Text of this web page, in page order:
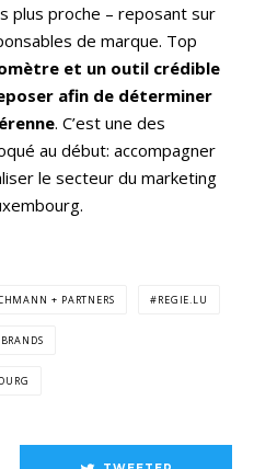
plus proche – reposant sur
de marque. Top
et un outil crédible
afin de déterminer
. C’est une des
au début: accompagner
le secteur du marketing
+ PARTNERS REGIE.LU